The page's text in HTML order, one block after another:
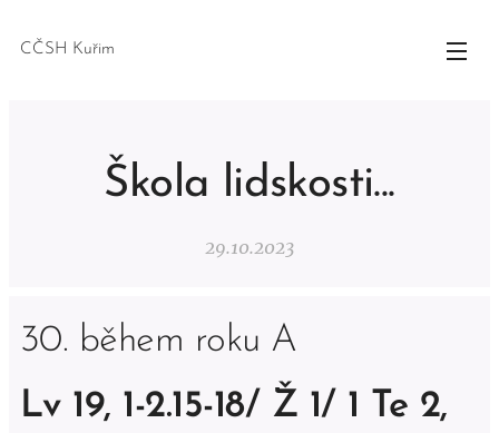
CČSH Kuřim
Škola lidskosti...
29.10.2023
30. během roku A
Lv 19, 1-2.15-18/ Ž 1/ 1 Te 2,